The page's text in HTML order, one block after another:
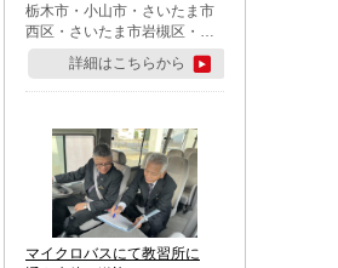
栃木市・小山市・さいたま市
西区・さいたま市岩槻区・久
喜市・蓮田市
詳細はこちらから
マイクロバスにて教習所に